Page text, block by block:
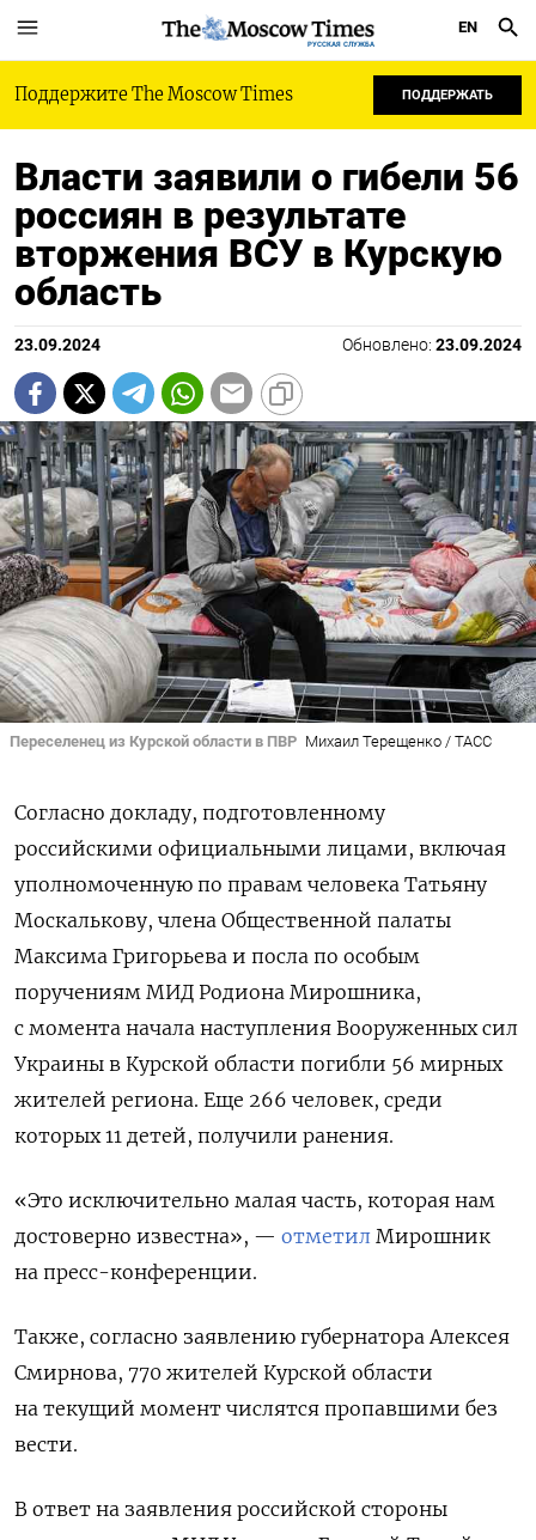
РУССКАЯ СЛУЖБА
EN
Поддержите The Moscow Times ПОДДЕРЖАТЬ
Власти заявили о гибели 56
россиян в результате
вторжения ВСУ в Курскую
область
23.09.2024 Обновлено: 23.09.2024
Переселенец из Курской области в ПВР Михаил Терещенко / ТАСС
Согласно докладу, подготовленному
российскими официальными лицами, включая
уполномоченную по правам человека Татьяну
Москалькову, члена Общественной палаты
Максима Григорьева и посла по особым
поручениям МИД Родиона Мирошника,
с момента начала наступления Вооруженных сил
Украины в Курской области погибли 56 мирных
жителей региона. Еще 266 человек, среди
которых 11 детей, получили ранения.
«Это исключительно малая часть, которая нам
достоверно известна», — отметил Мирошник
на пресс-конференции.
Также, согласно заявлению губернатора Алексея
Смирнова, 770 жителей Курской области
на текущий момент числятся пропавшими без
вести.
В ответ на заявления российской стороны